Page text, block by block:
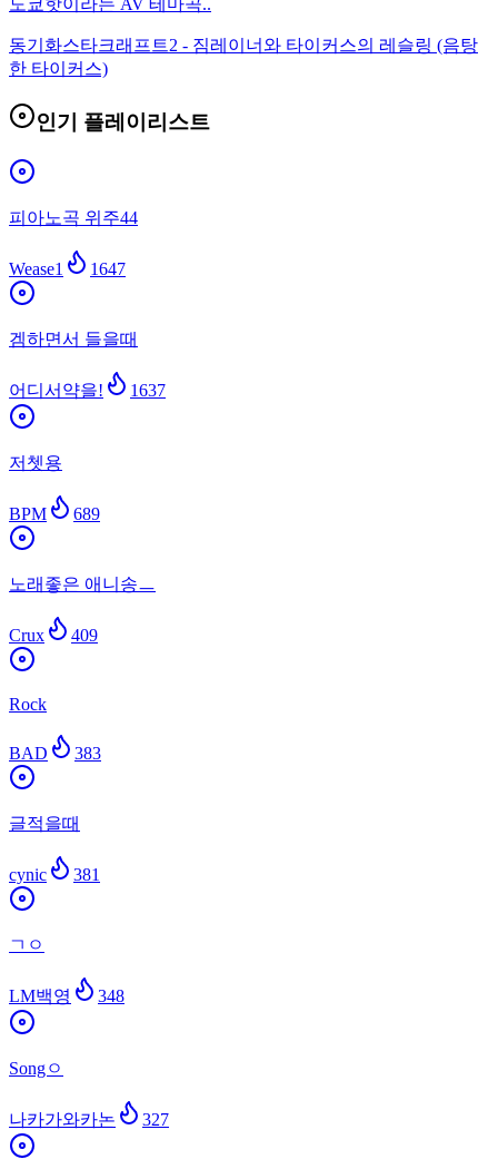
도쿄핫이라는 AV 테마곡..
동기화스타크래프트2 - 짐레이너와 타이커스의 레슬링 (음탕
한 타이커스)
인기 플레이리스트
피아노곡 위주44
Wease1 1647
겜하면서 들을때
어디서약을! 1637
저쳇용
BPM 689
노래좋은 애니송ㅡ
Crux 409
Rock
BAD 383
글적을때
cynic 381
ㄱㅇ
LM백영 348
Songㅇ
나카가와카논 327